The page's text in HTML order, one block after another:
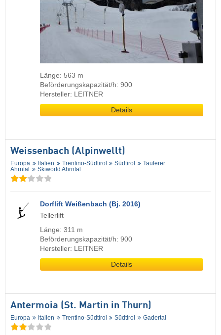
Länge: 563 m
Beförderungskapazität/h: 900
Hersteller: LEITNER
Details
Weissenbach (Alpinwellt)
Europa Italien Trentino-Südtirol Südtirol
Tauferer
Ahrntal
Skiworld Ahrntal
Dorflift Weißenbach (Bj. 2016)
Tellerlift
Länge: 311 m
Beförderungskapazität/h: 900
Hersteller: LEITNER
Details
Antermoia (St. Martin in Thurn)
Europa Italien Trentino-Südtirol Südtirol Gadertal